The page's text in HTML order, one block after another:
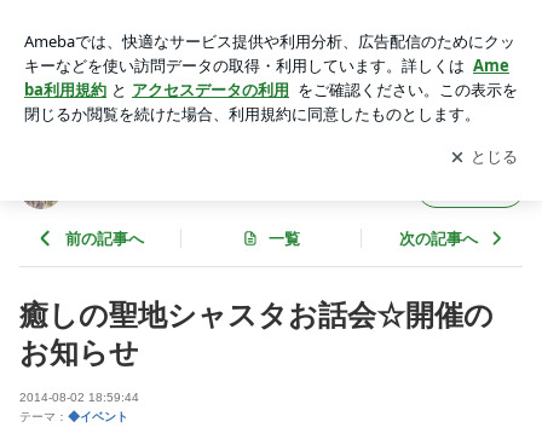
人生を変えるアプリをダウンロードして ブログの更新通知
を受け取りまし
ょう。
開く
前の記事へ 一覧 次の記事へ
癒しの聖地シャスタお話会☆開催の
お知らせ
2014-08-02 18:59:44
テーマ： ◆イベント